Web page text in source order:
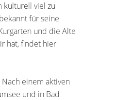
kulturell viel zu
für seine
und die Alte
hat, findet hier
einem aktiven
und in Bad